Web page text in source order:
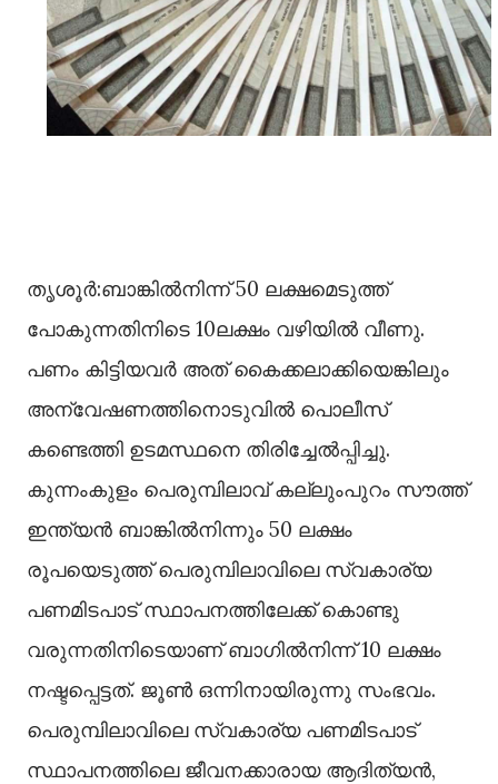
തൃശൂര്‍:ബാങ്കില്‍നിന്ന് 50 ലക്ഷമെടുത്ത്
പോകുന്നതിനിടെ 10ലക്ഷം വഴിയില്‍ വീണു.
പണം കിട്ടിയവര്‍ അത് കൈക്കലാക്കിയെങ്കിലും
അന്വേഷണത്തിനൊടുവില്‍ പൊലീസ്
കണ്ടെത്തി ഉടമസ്ഥനെ തിരിച്ചേൽപ്പിച്ചു.
കുന്നംകുളം പെരുമ്പിലാവ് കല്ലുംപുറം സൗത്ത്
ഇന്ത്യന്‍ ബാങ്കില്‍നിന്നും 50 ലക്ഷം
രൂപയെടുത്ത് പെരുമ്പിലാവിലെ സ്വകാര്യ
പണമിടപാട് സ്ഥാപനത്തിലേക്ക് കൊണ്ടു
വരുന്നതിനിടെയാണ് ബാഗില്‍നിന്ന് 10 ലക്ഷം
നഷ്ടപ്പെട്ടത്. ജൂണ്‍ ഒന്നിനായിരുന്നു സംഭവം.
പെരുമ്പിലാവിലെ സ്വകാര്യ പണമിടപാട്
സ്ഥാപനത്തിലെ ജീവനക്കാരായ ആദിത്യന്‍,